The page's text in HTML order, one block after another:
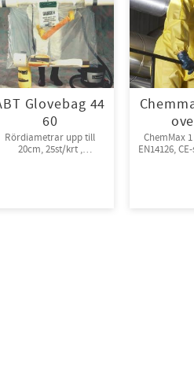
Glovebag 44
60
Rördiametrar upp till
20cm, 25st/krt ,
ChemMax
EN14126,